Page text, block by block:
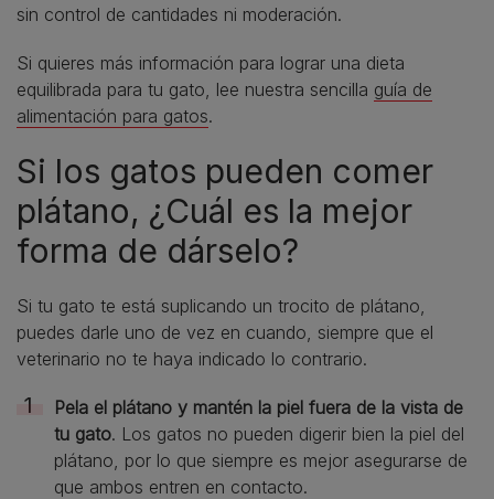
sin control de cantidades ni moderación.
Si quieres más información para lograr una dieta
equilibrada para tu gato, lee nuestra sencilla guía de
alimentación para gatos.
Si los gatos pueden comer
plátano, ¿Cuál es la mejor
forma de dárselo?
Si tu gato te está suplicando un trocito de plátano,
puedes darle uno de vez en cuando, siempre que el
veterinario no te haya indicado lo contrario.
Pela el plátano y mantén la piel fuera de la vista de
tu gato. Los gatos no pueden digerir bien la piel del
plátano, por lo que siempre es mejor asegurarse de
que ambos entren en contacto.